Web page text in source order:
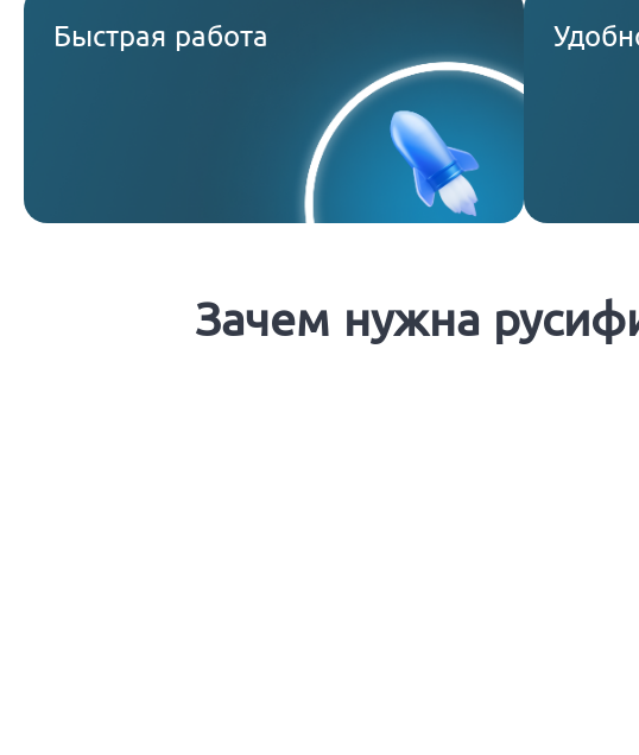
Быстрая работа
Зачем нужна